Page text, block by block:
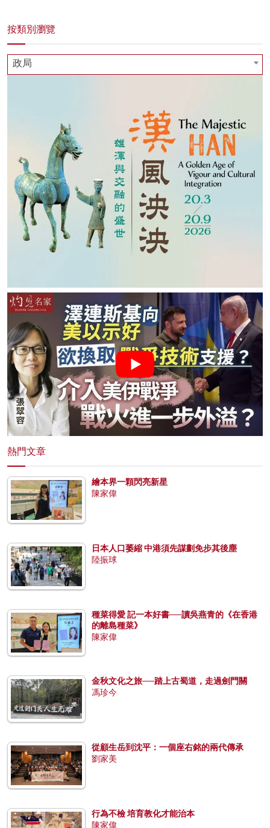
按類別瀏覽
政局
熱門文章
繪本界一顆閃亮新星
陳家偉
日本人口萎縮 中港須先謀劃免步其後塵
陸振球
種菜得愛 記一本好書──讀吳燕青的《在香港
的離島種菜》
陳家偉
金秋文化之旅──踏上古蜀道，走過劍門關
馮珍今
從顧生岳到沈平：一個座右銘的兩代傳承
劉家美
行為不檢 培育教化才能治本
陳家偉